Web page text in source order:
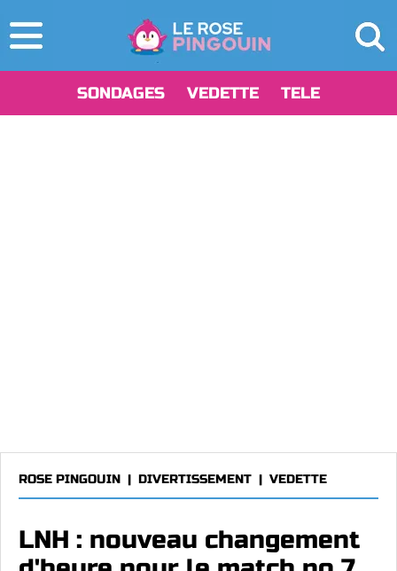
SONDAGES VEDETTE TELE
ROSE PINGOUIN | DIVERTISSEMENT | VEDETTE
LNH : nouveau changement